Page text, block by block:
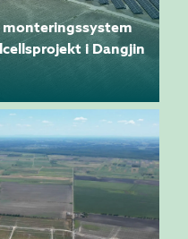
monteringssystem
i Dangjin